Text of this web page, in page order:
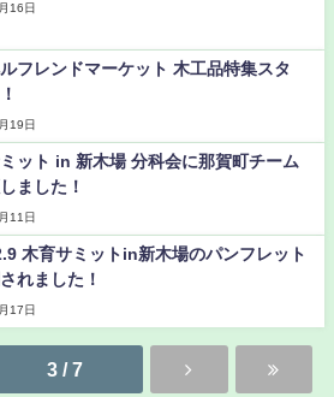
16日
フレンドマーケット 木工品特集スタ
19日
ット in 新木場 分科会に那賀町チーム
ました！
11日
木育サミットin新木場のパンフレット
れました！
17日
3 / 7